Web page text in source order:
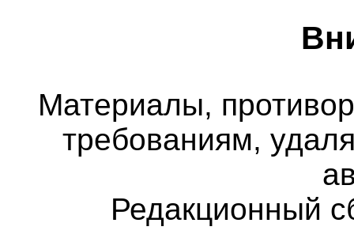
Материалы,
требованиям,
Редакционный